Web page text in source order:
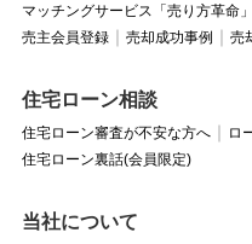
マッチングサービス「売り方革命」
売主会員登録
売却成功事例 売
住宅ローン相談
住宅ローン審査が不安な方へ
ロ
住宅ローン裏話(会員限定)
当社について